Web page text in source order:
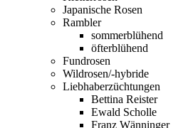
Japanische Rosen
Rambler
sommerblühend
öfterblühend
Fundrosen
Wildrosen/-hybride
Liebhaberzüchtungen
Bettina Reister
Ewald Scholle
Franz Wänninger